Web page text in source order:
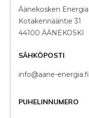
Äänekosken Energia
Kotakennääntie 31
44100 ÄÄNEKOSKI
SÄHKÖPOSTI
info@aane-energia.fi
PUHELINNUMERO